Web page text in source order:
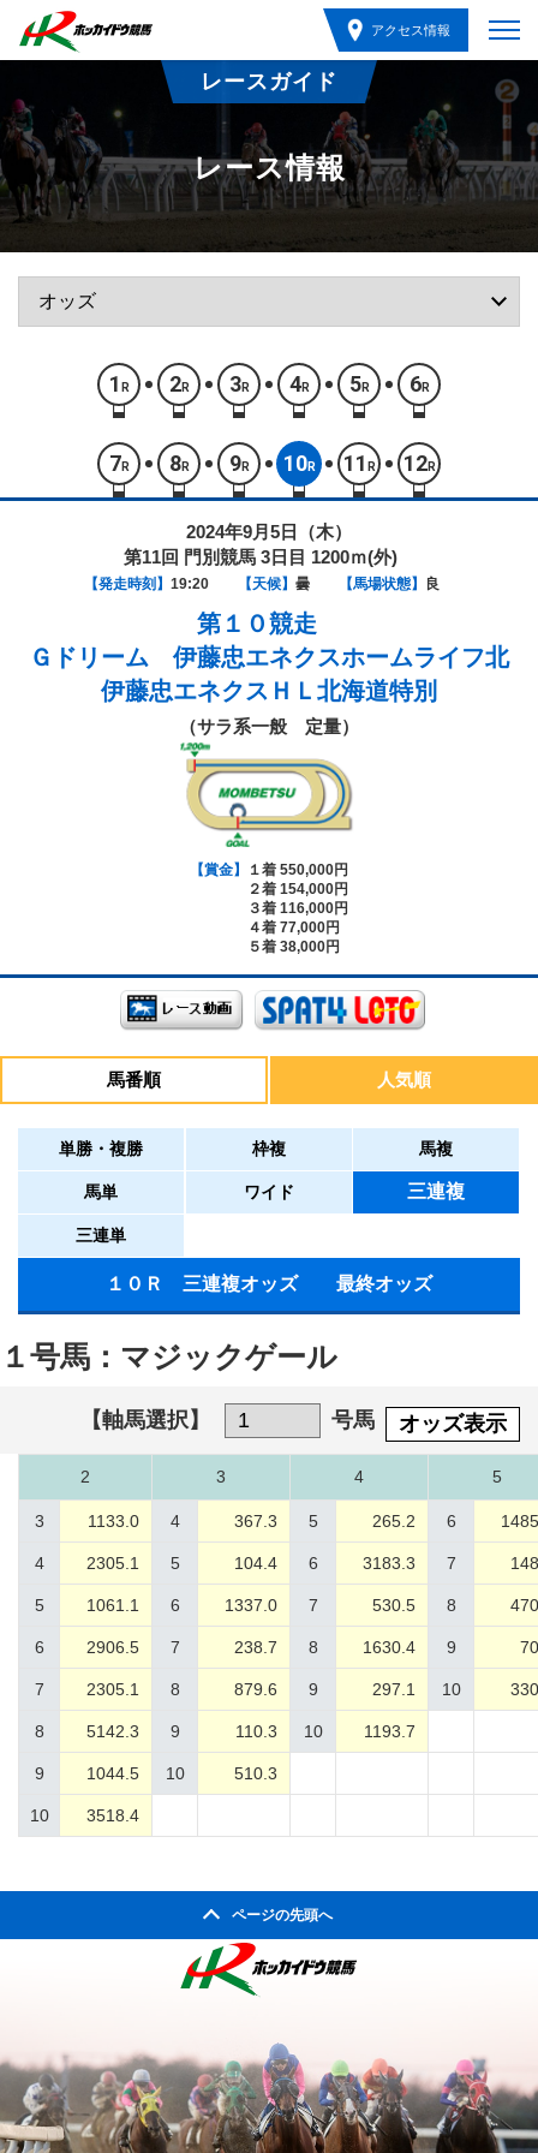
アクセス情報
レースガイド
レース情報
1 R 2R 3R 4R 5R 6R
7 R 8R 9R 10R 11 R 12R
2024年9月5日（木）
第11回 門別競馬 3日目 1200ｍ(外)
【発走時刻】 19:20 【天候】 曇 【馬場状態】 良
第１０競走
Ｇドリーム 伊藤忠エネクスホームライフ北
伊藤忠エネクスＨＬ北海道特別
（サラ系一般 定量）
【賞金】
１着 550,000円
２着 154,000円
３着 116,000円
４着 77,000円
５着 38,000円
馬番順 人気順
単勝・複勝 枠複 馬複
馬単 ワイド 三連複
三連単
１０Ｒ 三連複オッズ 最終オッズ
１号馬：マジックゲール
【軸馬選択】 号馬 オッズ表示
2 3 4 5
3 1133.0 4 367.3 5 265.2 6
4 2305.1 5 104.4 6 3183.3 7
5 1061.1 6 1337.0 7 530.5 8
6 2906.5 7 238.7 8 1630.4 9
7 2305.1 8 879.6 9 297.1 10
8 5142.3 9 110.3 10 1193.7
9 1044.5 10 510.3
10 3518.4
ページの先頭へ